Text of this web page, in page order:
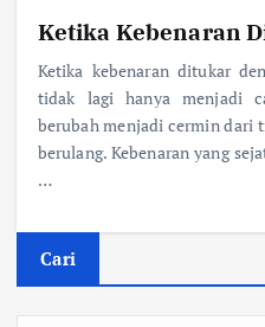
Ketika Kebenaran
Ketika kebenaran ditukar
tidak lagi hanya menjadi
berubah menjadi cermin dari
berulang. Kebenaran yang
…
Cari